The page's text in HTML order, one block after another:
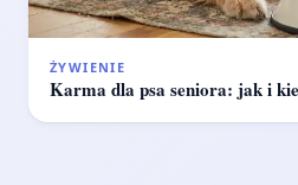
ŻYWIENIE
Karma dla psa seniora: jak i